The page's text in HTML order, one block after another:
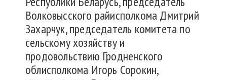
Волковысского райисполкома Дмитрий
Захарчук, председатель комитета по
сельскому хозяйству и
продовольствию Гродненского
облисполкома Игорь Сорокин,